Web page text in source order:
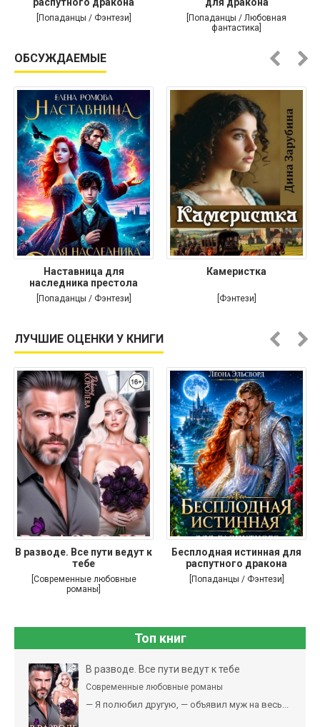
[Попаданцы / Фэнтези]
[Попаданцы / Любовная
фантастика]
ОБСУЖДАЕМЫЕ
Наставница для
наследника престола
[Попаданцы / Фэнтези]
Камеристка
[Фэнтези]
ЛУЧШИЕ ОЦЕНКИ У КНИГИ
В разводе. Все пути ведут к
тебе
[Современные любовные
романы]
Бесплодная истинная для
распутного дракона
[Попаданцы / Фэнтези]
Топ книг
В разводе. Все пути ведут к тебе
Современные любовные романы
— Я полюбил другую, — объявил муж на весь...